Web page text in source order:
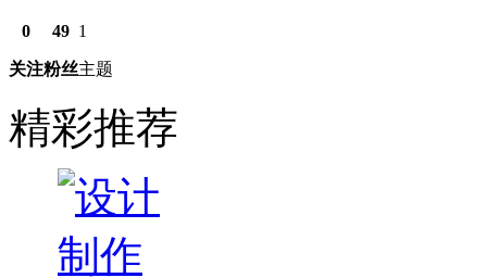
0
关注
49
粉丝
1
主题
精彩推荐